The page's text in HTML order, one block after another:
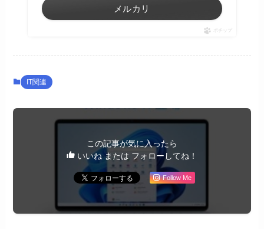
メルカリ
ポチップ
IT関連
この記事が気に入ったら
いいね または フォローしてね！
Follow Me